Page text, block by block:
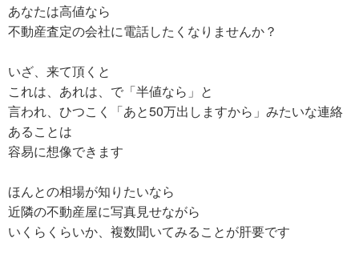
あなたは高値なら
不動産査定の会社に電話したくなりませんか？
いざ、来て頂くと
これは、あれは、で「半値なら」と
言われ、ひつこく「あと50万出しますから」みたいな連絡
あることは
容易に想像できます
ほんとの相場が知りたいなら
近隣の不動産屋に写真見せながら
いくらくらいか、複数聞いてみることが肝要です